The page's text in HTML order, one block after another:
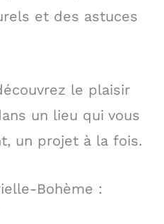
et des astuces
le plaisir
un lieu qui vous
un projet à la fois.
Bohème :